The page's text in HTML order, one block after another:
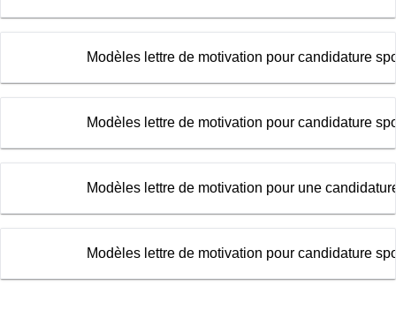
Modèles lettre de motivation pour candidature
Modèles lettre de motivation pour candidature
Modèles lettre de motivation pour une
Modèles lettre de motivation pour candidature